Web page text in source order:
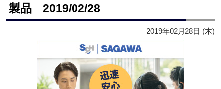
製品 2019/02/28
2019年02月28日 (木)